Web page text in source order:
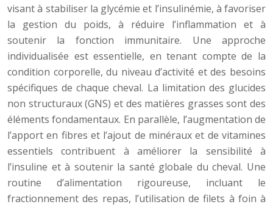
visant à stabiliser la glycémie et l’insulinémie, à favoriser
la gestion du poids, à réduire l’inflammation et à
soutenir la fonction immunitaire. Une approche
individualisée est essentielle, en tenant compte de la
condition corporelle, du niveau d’activité et des besoins
spécifiques de chaque cheval. La limitation des glucides
non structuraux (GNS) et des matières grasses sont des
éléments fondamentaux. En parallèle, l’augmentation de
l’apport en fibres et l’ajout de minéraux et de vitamines
essentiels contribuent à améliorer la sensibilité à
l’insuline et à soutenir la santé globale du cheval. Une
routine d’alimentation rigoureuse, incluant le
fractionnement des repas, l’utilisation de filets à foin à